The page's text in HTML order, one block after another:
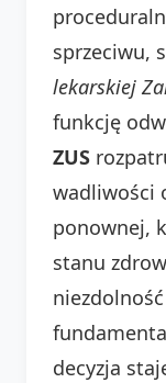
sprzeciwu,
lekarskiej
funkcję
ZUS
wadliwości
ponownej,
stanu
decyzja